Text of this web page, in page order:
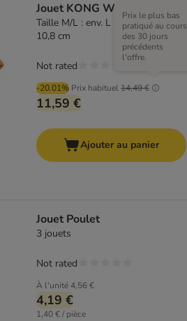
Jouet KONG WildKnots tigre
Taille M/L : env. L 26,7 x l 25,4 x h
10,8 cm
-20.01% Prix habituel14,49 €
Prix le plus bas
pratiqué au cours
des 30 jours
précédents
l'offre.
11,59 €
Not rated
Ajouter au panier
Jouet Poulet
3 jouets
À l'unité4,56 €
4,19 €
1,40 € / pièce
Not rated